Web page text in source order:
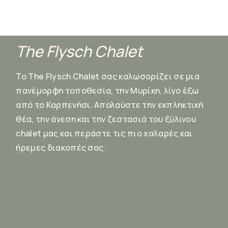
The Flysch Chalet
Το The Flysch Chalet σας καλωσορίζει σε μια
πανέμορφη τοποθεσία, την Μυρίκη, λίγο έξω
από το Καρπενήσι. Απολαύστε την εκπληκτική
θέα, την άνεση και την ζεστασιά του ξύλινου
chalet μας και περάστε τις πιο χαλαρές και
ήρεμες διακοπές σας.